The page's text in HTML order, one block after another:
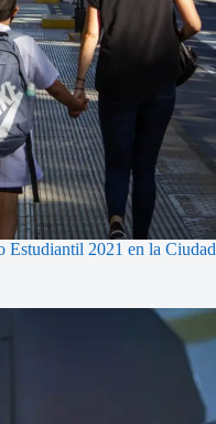
Estudiantil 2021 en la Ciudad